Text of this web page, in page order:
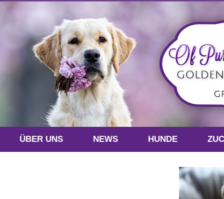
ÜBER UNS NEWS HUNDE